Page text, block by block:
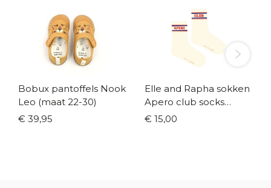
Bobux pantoffels Nook
Leo (maat 22-30)
€ 39,95
Elle and Rapha sokken
Apero club socks
(maat 19/22-37/41)
€ 15,00